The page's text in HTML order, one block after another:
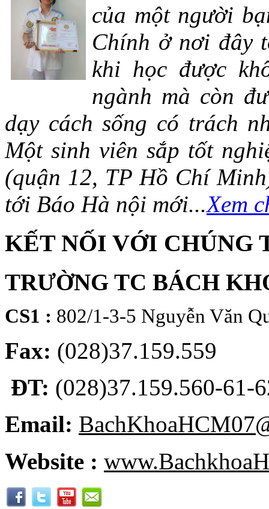
của một người
Chính ở nơi đây
khi học được
ngành mà còn
dạy cách sống có trách
Một sinh viên sắp tốt
(quận 12, TP Hồ Chí
tới Báo Hà nội mới...Xem
KẾT NỐI VỚI CHÚNG
TRƯỜNG TC BÁCH
CS1 : 802/1-3-5 Nguyễn Văn
Fax: (028)37.159.559
ĐT: (028)37.159.560-61-
Email:
Website :